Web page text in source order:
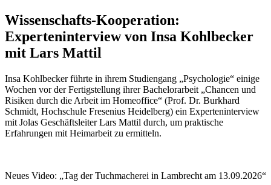
Wissenschafts-Kooperation:
Experteninterview von Insa Kohlbecker
mit Lars Mattil
Insa Kohlbecker führte in ihrem Studiengang „Psychologie“ einige
Wochen vor der Fertigstellung ihrer Bachelorarbeit „Chancen und
Risiken durch die Arbeit im Homeoffice“ (Prof. Dr. Burkhard
Schmidt, Hochschule Fresenius Heidelberg) ein Experteninterview
mit Jolas Geschäftsleiter Lars Mattil durch, um praktische
Erfahrungen mit Heimarbeit zu ermitteln.
Neues Video: „Tag der Tuchmacherei in Lambrecht am 13.09.2026“